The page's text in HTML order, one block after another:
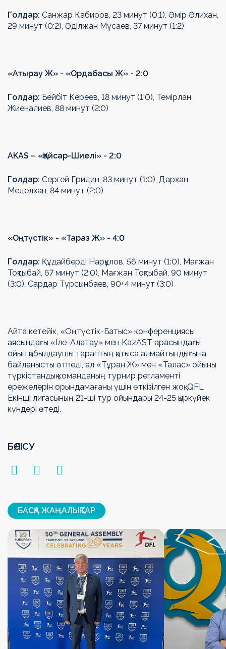
Голдар: Санжар Кабиров, 23 минут (0:1), Әмір Әлихан,
29 минут (0:2), Әділжан Мұсаев, 37 минут (1:2)
«Атырау Ж» - «Ордабасы Ж» - 2:0
Голдар: Бейбіт Кереев, 18 минут (1:0), Темірлан
Жиеналиев, 88 минут (2:0)
AKAS – «Қайсар-Шиелі» - 2:0
Голдар: Сергей Гридин, 83 минут (1:0), Дархан
Меделхан, 84 минут (2:0)
«Оңтүстік» - «Тараз Ж» - 4:0
Голдар: Құдайберді Нарқұлов, 56 минут (1:0), Мағжан
Тоқтыбай, 67 минут (2:0), Мағжан Тоқтыбай, 90 минут
(3:0), Сардар Тұрсынбаев, 90+4 минут (3:0)
Айта кетейік, «Оңтүстік-Батыс» конференциясы
аясындағы «Іле-Алатау» мен KazAST арасындағы
ойын қабылдаушы тараптың қатыса алмайтындығына
байланысты өтпеді, ал «Тұран Ж» мен «Талас» ойыны
түркістандық команданың турнир регламенті
ережелерін орындамағаны үшін өткізілген жоқ. QFL
Екінші лигасының 21-ші тур ойындары 24-25 қыркүйек
күндері өтеді.
БӨЛІСУ
БАСҚА ЖАҢАЛЫҚТАР